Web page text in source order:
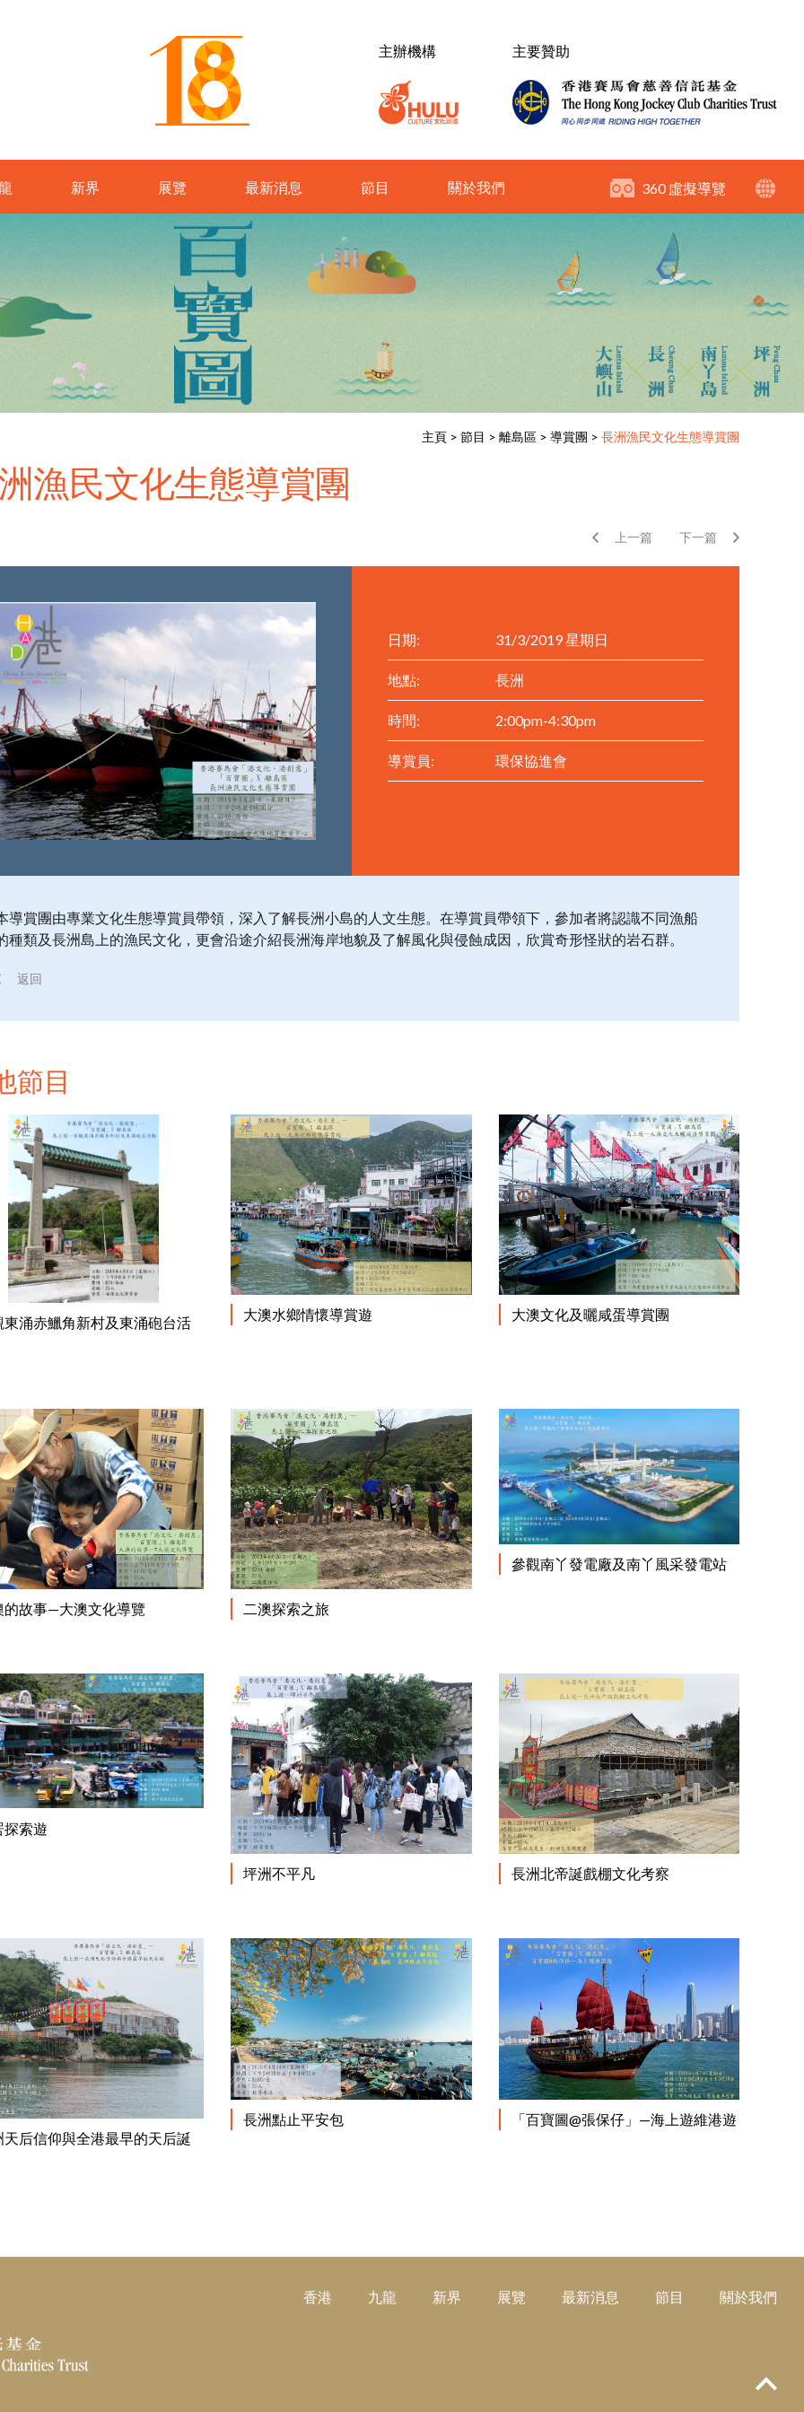
主辦機構 主要贊助
360 虛擬導覽
新界 展覽 最新消息 節目 關於我們
主頁 > 節目 > 離島區 > 導賞團 > 長洲漁民文化生態導賞團
漁民文化生態導賞團
下一篇
上一篇
日期: 31/3/2019 星期日
地點: 長洲
時間: 2:00pm-4:30pm
導賞員: 環保協進會
導賞團由專業文化生態導賞員帶領，深入了解長洲小島的人文生態。在導賞員帶領下，參加者將認識不同漁船
種類及長洲島上的漁民文化，更會沿途介紹長洲海岸地貌及了解風化與侵蝕成因，欣賞奇形怪狀的岩石群。
返回
節目
閱讀更多
東涌赤鱲角新村及東涌砲台活 大澳水鄉情懷導賞遊 閱讀更多
大澳文化及曬咸蛋導賞團
閱讀更多
的故事—大澳文化導覽 二澳探索之旅
閱讀更多
參觀南丫發電廠及南丫風采發電站
探索遊
坪洲不平凡 閱讀更多
長洲北帝誕戲棚文化考察
閱讀更多
天后信仰與全港最早的天后誕
長洲點止平安包 閱讀更多
「百寶圖@張保仔」—海上遊維港遊
香港 九龍 新界 展覽 最新消息 節目 關於我們